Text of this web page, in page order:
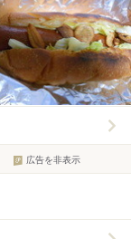
広告を非表示